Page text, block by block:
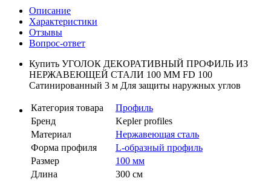
Описание
Характеристики
Отзывы
Вопрос-ответ
Купить УГОЛОК ДЕКОРАТИВНЫЙ ПРОФИЛЬ ИЗ
НЕРЖАВЕЮЩЕЙ СТАЛИ 100 ММ FD 100
Сатинированный 3 м Для защиты наружных углов
Категория товара
Профиль
Бренд
Kepler profiles
Материал
Нержавеющая сталь
Форма профиля
L-образный профиль
Размер
100 мм
Длина
300 см